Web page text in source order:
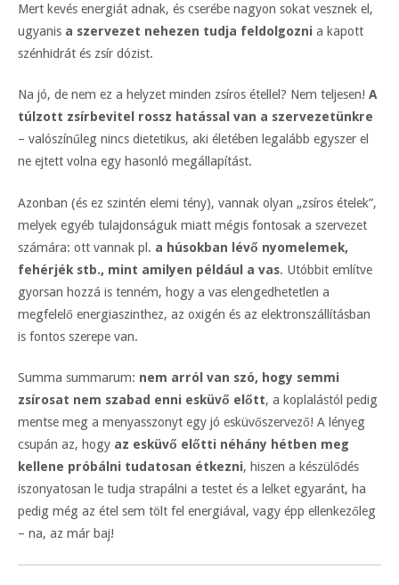
Mert kevés energiát adnak, és cserébe nagyon sokat vesznek el,
ugyanis a szervezet nehezen tudja feldolgozni a kapott
szénhidrát és zsír dózist.
Na jó, de nem ez a helyzet minden zsíros étellel? Nem teljesen! A
túlzott zsírbevitel rossz hatással van a szervezetünkre
– valószínűleg nincs dietetikus, aki életében legalább egyszer el
ne ejtett volna egy hasonló megállapítást.
Azonban (és ez szintén elemi tény), vannak olyan „zsíros ételek”,
melyek egyéb tulajdonságuk miatt mégis fontosak a szervezet
számára: ott vannak pl. a húsokban lévő nyomelemek,
fehérjék stb., mint amilyen például a vas. Utóbbit említve
gyorsan hozzá is tenném, hogy a vas elengedhetetlen a
megfelelő energiaszinthez, az oxigén és az elektronszállításban
is fontos szerepe van.
Summa summarum: nem arról van szó, hogy semmi
zsírosat nem szabad enni esküvő előtt, a koplalástól pedig
mentse meg a menyasszonyt egy jó esküvőszervező! A lényeg
csupán az, hogy az esküvő előtti néhány hétben meg
kellene próbálni tudatosan étkezni, hiszen a készülődés
iszonyatosan le tudja strapálni a testet és a lelket egyaránt, ha
pedig még az étel sem tölt fel energiával, vagy épp ellenkezőleg
– na, az már baj!